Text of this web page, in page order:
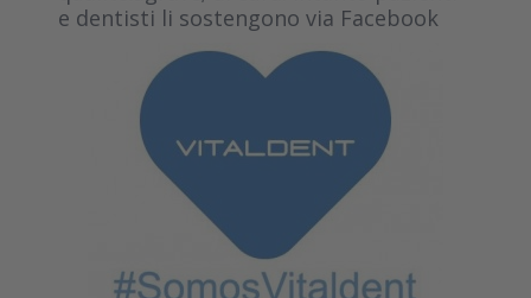
e dentisti li sostengono via Facebook